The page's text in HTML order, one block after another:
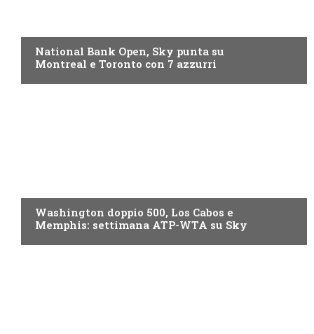
National Bank Open, Sky punta su
Montreal e Toronto con 7 azzurri
Washington doppio 500, Los Cabos e
Memphis: settimana ATP-WTA su Sky